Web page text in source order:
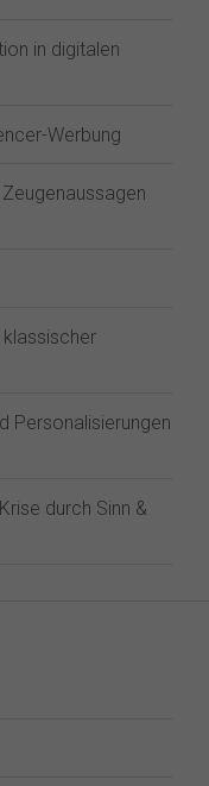
in digitalen
Werbung
Personalisierungen
durch Sinn &